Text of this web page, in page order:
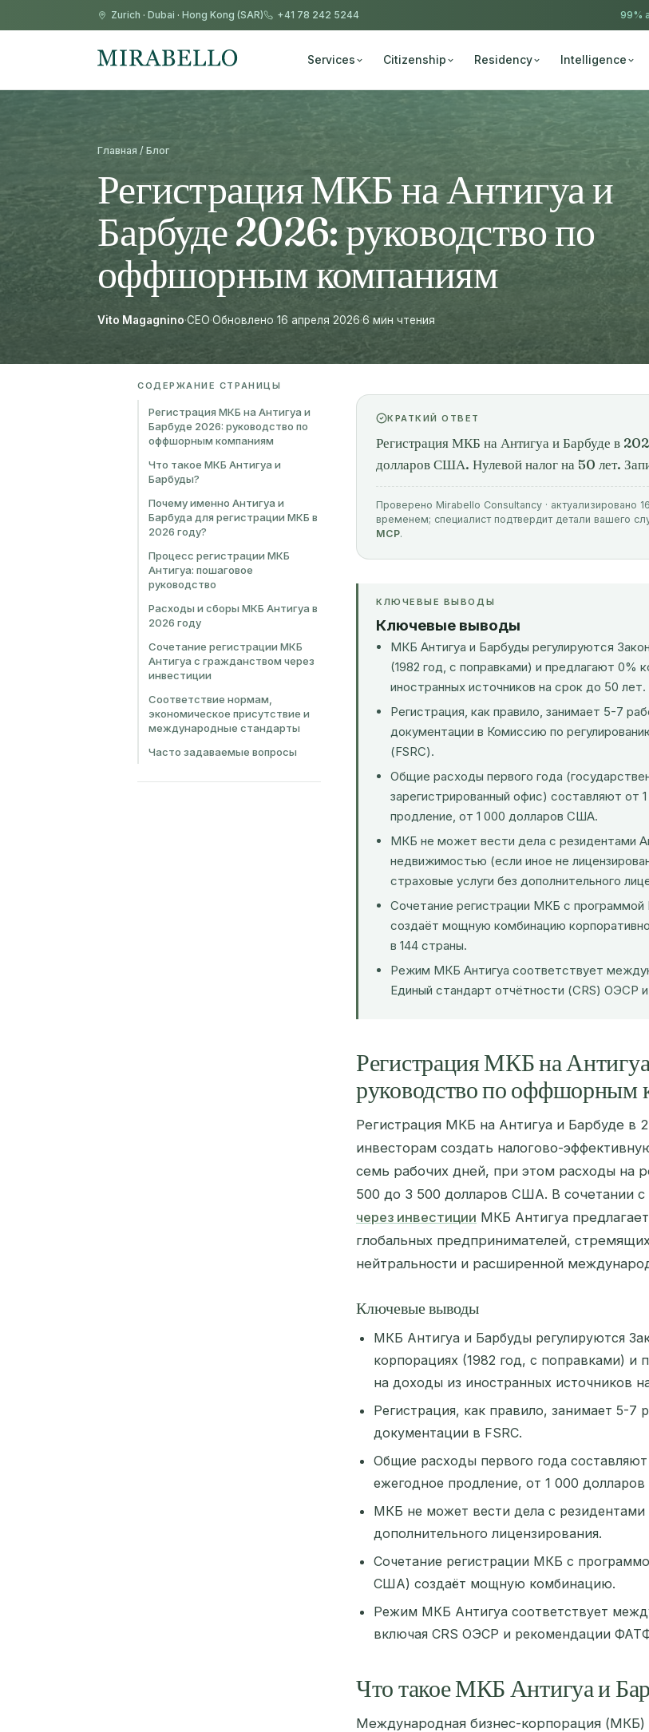
Zurich · Dubai · Hong Kong (SAR) +41 78 242 5244 99%
Services Citizenship Residency Intelligence
Главная / Блог
Регистрация МКБ на Антигуа и
Барбуде 2026: руководство по
оффшорным компаниям
Vito Magagnino·CEO·Обновлено 16 апреля 2026·6 мин чтения
СОДЕРЖАНИЕ СТРАНИЦЫ
Регистрация МКБ на Антигуа и
Барбуде 2026: руководство по
оффшорным компаниям
Что такое МКБ Антигуа и
Барбуды?
Почему именно Антигуа и
Барбуда для регистрации МКБ в
2026 году?
Процесс регистрации МКБ
Антигуа: пошаговое
руководство
Расходы и сборы МКБ Антигуа в
2026 году
Сочетание регистрации МКБ
Антигуа с гражданством через
инвестиции
Соответствие нормам,
экономическое присутствие и
международные стандарты
Часто задаваемые вопросы
КРАТКИЙ ОТВЕТ
Регистрация МКБ на Антигуа и Барбуде в
долларов США. Нулевой налог на 50 лет.
Проверено Mirabello Consultancy · актуализировано
временем; специалист подтвердит детали вашего
MCP.
КЛЮЧЕВЫЕ ВЫВОДЫ
Ключевые выводы
МКБ Антигуа и Барбуды регулируются
(1982 год, с поправками) и предлагают 0%
иностранных источников на срок до 50 лет.
Регистрация, как правило, занимает 5-7
документации в Комиссию по
(FSRC).
Общие расходы первого года
зарегистрированный офис) составляют
продление, от 1 000 долларов США.
МКБ не может вести дела с резидентами
недвижимостью (если иное не
страховые услуги без дополнительного
Сочетание регистрации МКБ с
создаёт мощную комбинацию
в 144 страны.
Режим МКБ Антигуа соответствует
Единый стандарт отчётности (CRS) ОЭСР
Регистрация МКБ на
руководство по оффшорным
Регистрация МКБ на Антигуа и Барбуде в
инвесторам создать налогово-
семь рабочих дней, при этом расходы на
500 до 3 500 долларов США. В сочетании с
через инвестиции МКБ Антигуа
глобальных предпринимателей,
нейтральности и расширенной
Ключевые выводы
МКБ Антигуа и Барбуды регулируются
корпорациях (1982 год, с поправками) и
на доходы из иностранных источников
Регистрация, как правило, занимает 5-7
документации в FSRC.
Общие расходы первого года
ежегодное продление, от 1 000
МКБ не может вести дела с резидентами
дополнительного лицензирования.
Сочетание регистрации МКБ с
США) создаёт мощную комбинацию.
Режим МКБ Антигуа соответствует
включая CRS ОЭСР и рекомендации
Что такое МКБ Антигуа и
Международная бизнес-корпорация (МКБ)